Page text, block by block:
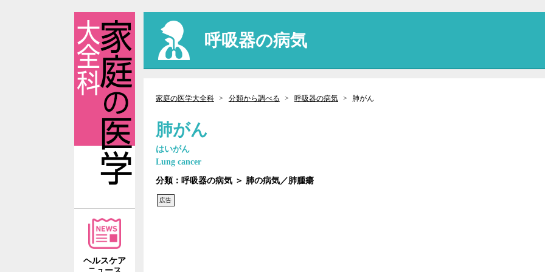
ヘルスケア
呼吸器の病気
家庭の医学大全科 分類から調べる 呼吸器の病気 肺がん
肺がん
はいがん
Lung cancer
分類：呼吸器の病気 ＞ 肺の病気／肺腫瘍
広告